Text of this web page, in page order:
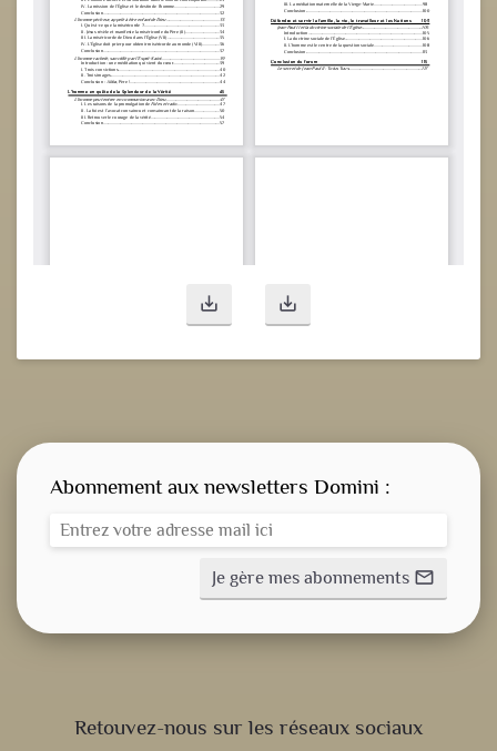
save_alt save_alt
Retouvez-nous sur les réseaux sociaux
Abonnement aux newsletters Domini :
Je gère mes abonnements mail_outline